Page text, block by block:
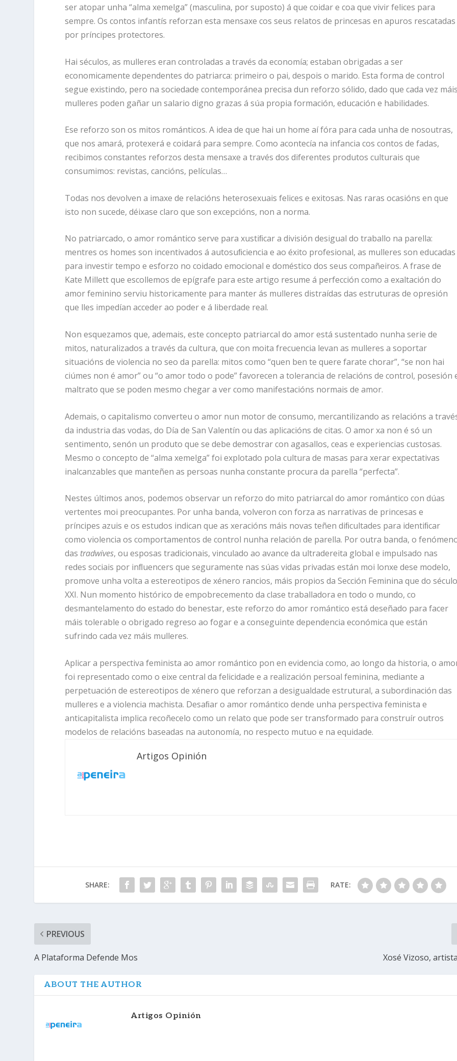
ser atopar unha “alma xemelga” (masculina, por suposto) á que coidar e coa que vivir felices para
sempre. Os contos infantís reforzan esta mensaxe cos seus relatos de princesas en apuros rescatadas
por príncipes protectores.
Hai séculos, as mulleres eran controladas a través da economía; estaban obrigadas a ser
economicamente dependentes do patriarca: primeiro o pai, despois o marido. Esta forma de control
segue existindo, pero na sociedade contemporánea precisa dun reforzo sólido, dado que cada vez
mulleres poden gañar un salario digno grazas á súa propia formación, educación e habilidades.
Ese reforzo son os mitos románticos. A idea de que hai un home aí fóra para cada unha de nosoutras,
que nos amará, protexerá e coidará para sempre. Como acontecía na infancia cos contos de fadas,
recibimos constantes reforzos desta mensaxe a través dos diferentes produtos culturais que
consumimos: revistas, cancións, películas…
Todas nos devolven a imaxe de relacións heterosexuais felices e exitosas. Nas raras ocasións en que
isto non sucede, déixase claro que son excepcións, non a norma.
No patriarcado, o amor romántico serve para xustiﬁcar a división desigual do traballo na parella:
mentres os homes son incentivados á autosuﬁciencia e ao éxito profesional, as mulleres son educadas
para investir tempo e esforzo no coidado emocional e doméstico dos seus compañeiros. A frase de
Kate Millett que escollemos de epígrafe para este artigo resume á perfección como a exaltación do
amor feminino serviu historicamente para manter ás mulleres distraídas das estruturas de opresión
que lles impedían acceder ao poder e á liberdade real.
Non esquezamos que, ademais, este concepto patriarcal do amor está sustentado nunha serie de
mitos, naturalizados a través da cultura, que con moita frecuencia levan as mulleres a soportar
situacións de violencia no seo da parella: mitos como “quen ben te quere farate chorar”, “se non hai
ciúmes non é amor” ou “o amor todo o pode” favorecen a tolerancia de relacións de control, posesión
maltrato que se poden mesmo chegar a ver como manifestacións normais de amor.
Ademais, o capitalismo converteu o amor nun motor de consumo, mercantilizando as relacións a
da industria das vodas, do Día de San Valentín ou das aplicacións de citas. O amor xa non é só un
sentimento, senón un produto que se debe demostrar con agasallos, ceas e experiencias custosas.
Mesmo o concepto de “alma xemelga” foi explotado pola cultura de masas para xerar expectativas
inalcanzables que manteñen as persoas nunha constante procura da parella “perfecta”.
Nestes últimos anos, podemos observar un reforzo do mito patriarcal do amor romántico con dúas
vertentes moi preocupantes. Por unha banda, volveron con forza as narrativas de princesas e
príncipes azuis e os estudos indican que as xeracións máis novas teñen diﬁcultades para identiﬁcar
como violencia os comportamentos de control nunha relación de parella. Por outra banda, o
das tradwives, ou esposas tradicionais, vinculado ao avance da ultradereita global e impulsado nas
redes sociais por inﬂuencers que seguramente nas súas vidas privadas están moi lonxe dese modelo,
promove unha volta a estereotipos de xénero rancios, máis propios da Sección Feminina que do
XXI. Nun momento histórico de empobrecemento da clase traballadora en todo o mundo, co
desmantelamento do estado do benestar, este reforzo do amor romántico está deseñado para facer
máis tolerable o obrigado regreso ao fogar e a conseguinte dependencia económica que están
sufrindo cada vez máis mulleres.
Aplicar a perspectiva feminista ao amor romántico pon en evidencia como, ao longo da historia, o
foi representado como o eixe central da felicidade e a realización persoal feminina, mediante a
perpetuación de estereotipos de xénero que reforzan a desigualdade estrutural, a subordinación das
mulleres e a violencia machista. Desaﬁar o amor romántico dende unha perspectiva feminista e
anticapitalista implica recoñecelo como un relato que pode ser transformado para construír outros
modelos de relacións baseadas na autonomía, no respecto mutuo e na equidade.
Artigos Opinión
SHARE: RATE:
PREVIOUS
A Plataforma Defende Mos Xosé Vizoso,
ABOUT THE AUTHOR
Artigos Opinión